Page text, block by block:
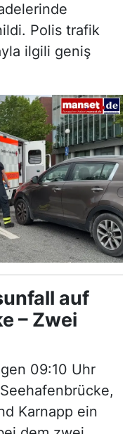
Polis trafik
ilgili geniş
auf
– Zwei
09:10 Uhr
Karnapp ein